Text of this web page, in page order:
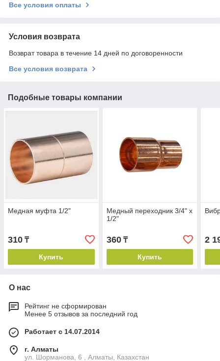
Все условия оплаты
Условия возврата
Возврат товара в течение 14 дней по договоренности
Все условия возврата
Подобные товары компании
Медная муфта 1/2"
310 ₸
Купить
Медный переходник 3/4" х
1/2"
360₸
Купить
2
О нас
Рейтинг не сформирован
Менее 5 отзывов за последний год
Работает с 14.07.2014
г. Алматы
ул. Шорманова, 6 , Алматы, Казахстан